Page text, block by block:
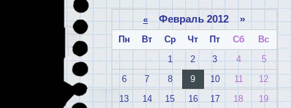
«Февраль 2012 »
Пн Вт Ср Чт Пт Сб
Вс
1
2 3 4
5
6
7 8 9 10 11
12
13
14 15 16 17 18
19